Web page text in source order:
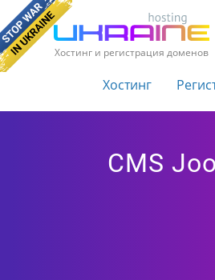
Хостинг и регистрация доменов
Хостинг
CMS